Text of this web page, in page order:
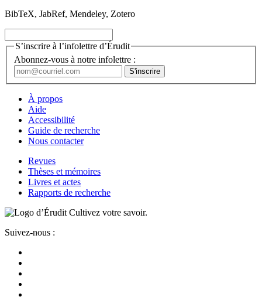
BibTeX, JabRef, Mendeley, Zotero
S’inscrire à l’infolettre d’Érudit
Abonnez-vous à notre infolettre :
À propos
Aide
Accessibilité
Guide de recherche
Nous contacter
Revues
Thèses et mémoires
Livres et actes
Rapports de recherche
Cultivez votre savoir.
Suivez-nous :